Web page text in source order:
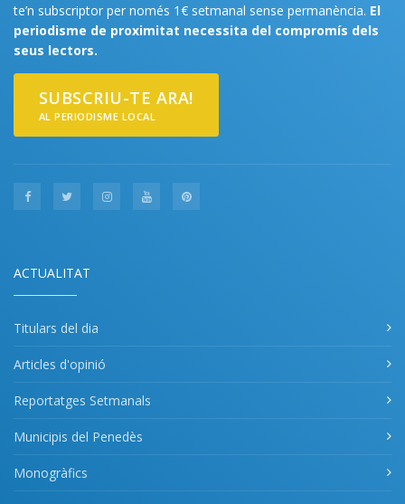
te’n subscriptor per només 1€ setmanal sense permanència. El
periodisme de proximitat necessita del compromís dels
seus lectors.
SUBSCRIU-TE ARA!
AL PERIODISME LOCAL
ACTUALITAT
Titulars del dia
Articles d'opinió
Reportatges Setmanals
Municipis del Penedès
Monogràfics